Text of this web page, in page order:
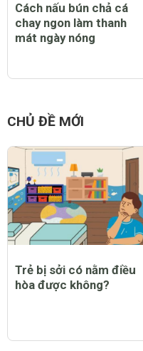
Cách nấu bún chả cá
chay ngon làm thanh
mát ngày nóng
CHỦ ĐỀ MỚI
Trẻ bị sởi có nằm điều
hòa được không?